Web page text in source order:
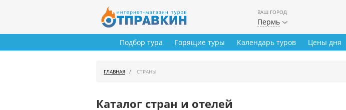
ВАШ ГОРОД
Пермь
Подбор тура Горящие туры Календарь туров Цены дня
ГЛАВНАЯ СТРАНЫ
Каталог стран и отелей